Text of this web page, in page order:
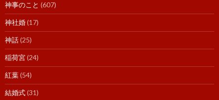
神事のこと (607)
神社婚(17)
神話(25)
稲荷宮(24)
紅葉(54)
結婚式(31)